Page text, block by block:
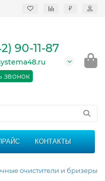
₽
в
-
и
90-11-87
звонок
КОНТАКТЫ
очистители и бризеры